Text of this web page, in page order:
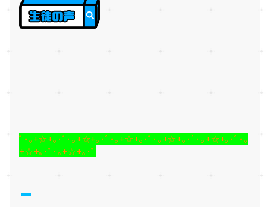
ﾟ･｡+☆+｡･ﾟ･｡+☆+｡･ﾟ･｡+☆+｡･ﾟ･｡+☆+｡･ﾟ･｡+☆+｡･ﾟ･｡
+☆+｡･ﾟ･｡+☆+｡･ﾟ